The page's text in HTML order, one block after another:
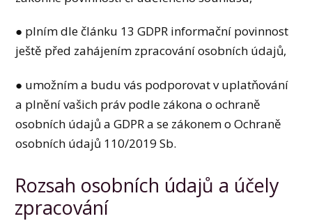
● plním dle článku 13 GDPR informační povinnost
ještě před zahájením zpracování osobních údajů,
● umožním a budu vás podporovat v uplatňování
a plnění vašich práv podle zákona o ochraně
osobních údajů a GDPR a se zákonem o Ochraně
osobních údajů 110/2019 Sb.
Rozsah osobních údajů a účely
zpracování